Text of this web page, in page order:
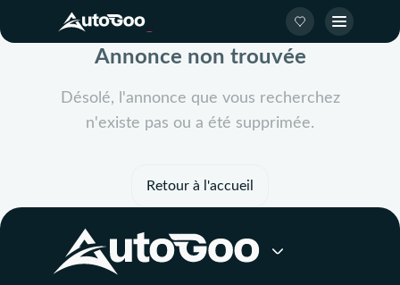
Annonce non trouvée
Désolé, l'annonce que vous recherchez
n'existe pas ou a été supprimée.
Retour à l'accueil